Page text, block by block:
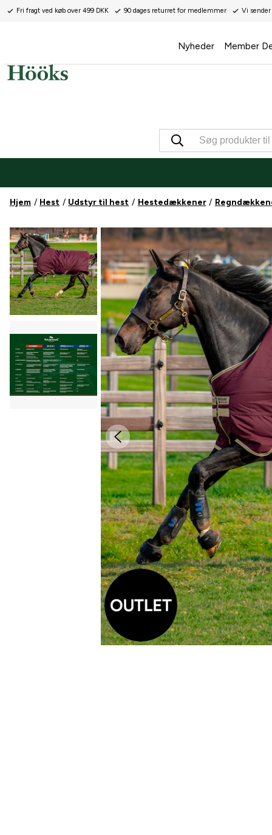
Fri fragt ved køb over 499 DKK 90 dages returret for medlemmer Vi
Nyheder Member
Hjem Hest Udstyr til hest Hestedækkener